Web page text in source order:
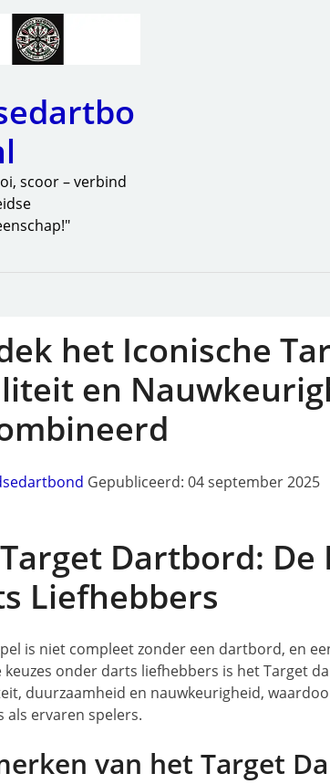
scoor – verbind
het Iconische
en
Gepubliceerd: 04 september 2025
Dartbord: De
Liefhebbers
is niet compleet zonder een dartbord, en
keuzes onder darts liefhebbers is het Target
duurzaamheid en nauwkeurigheid,
als ervaren spelers.
van het Target